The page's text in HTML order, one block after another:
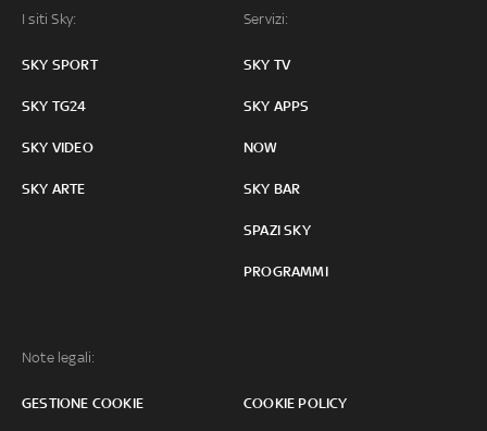
I siti Sky:
SKY SPORT
SKY TG24
SKY VIDEO
SKY ARTE
Servizi:
SKY TV
SKY APPS
NOW
SKY BAR
SPAZI SKY
PROGRAMMI
Note legali:
GESTIONE COOKIE COOKIE POLICY